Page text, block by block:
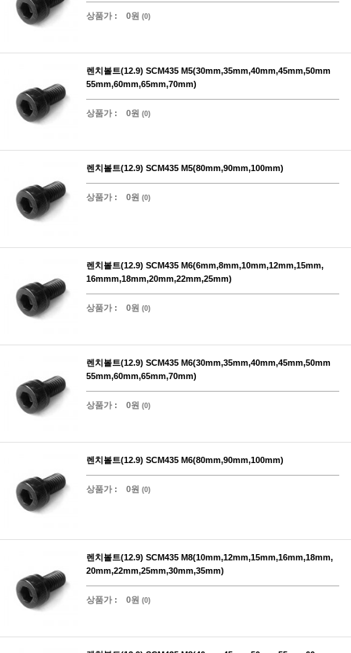
상품가 : 0원 (0)
렌치볼트(12.9) SCM435 M5(30mm,35mm,40mm,45mm,50mm
55mm,60mm,65mm,70mm)
상품가 : 0원 (0)
렌치볼트(12.9) SCM435 M5(80mm,90mm,100mm)
상품가 : 0원 (0)
렌치볼트(12.9) SCM435 M6(6mm,8mm,10mm,12mm,15mm,
16mmm,18mm,20mm,22mm,25mm)
상품가 : 0원 (0)
렌치볼트(12.9) SCM435 M6(30mm,35mm,40mm,45mm,50mm
55mm,60mm,65mm,70mm)
상품가 : 0원 (0)
렌치볼트(12.9) SCM435 M6(80mm,90mm,100mm)
상품가 : 0원 (0)
렌치볼트(12.9) SCM435 M8(10mm,12mm,15mm,16mm,18mm,
20mm,22mm,25mm,30mm,35mm)
상품가 : 0원 (0)